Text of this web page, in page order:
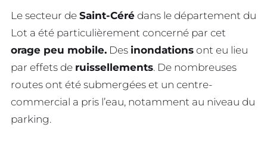
Le secteur de Saint-Céré dans le département du
Lot a été particulièrement concerné par cet
orage peu mobile. Des inondations ont eu lieu
par effets de ruissellements. De nombreuses
routes ont été submergées et un centre-
commercial a pris l’eau, notamment au niveau du
parking.